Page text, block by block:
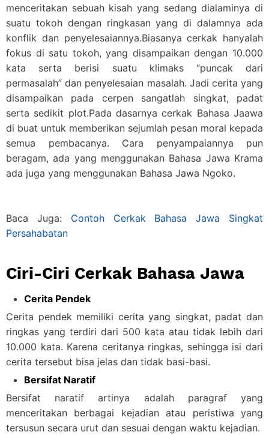
menceritakan sebuah kisah yang sedang dialaminya di
suatu tokoh dengan ringkasan yang di dalamnya ada
konflik dan penyelesaiannya.Biasanya cerkak hanyalah
fokus di satu tokoh, yang disampaikan dengan 10.000
kata serta berisi suatu klimaks “puncak dari
permasalah” dan penyelesaian masalah. Jadi cerita yang
disampaikan pada cerpen sangatlah singkat, padat
serta sedikit plot.Pada dasarnya cerkak Bahasa Jaawa
di buat untuk memberikan sejumlah pesan moral kepada
semua pembacanya. Cara penyampaiannya pun
beragam, ada yang menggunakan Bahasa Jawa Krama
ada juga yang menggunakan Bahasa Jawa Ngoko.
Baca Juga: Contoh Cerkak Bahasa Jawa Singkat
Persahabatan
Ciri-Ciri Cerkak Bahasa Jawa
Cerita Pendek
Cerita pendek memiliki cerita yang singkat, padat dan
ringkas yang terdiri dari 500 kata atau tidak lebih dari
10.000 kata. Karena ceritanya ringkas, sehingga isi dari
cerita tersebut bisa jelas dan tidak basi-basi.
Bersifat Naratif
Bersifat naratif artinya adalah paragraf yang
menceritakan berbagai kejadian atau peristiwa yang
tersusun secara urut dan sesuai dengan waktu kejadian.